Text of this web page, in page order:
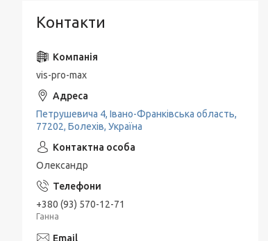
Контакти
vis-pro-max
Петрушевича 4, Івано-Франківська область,
77202, Болехів, Україна
Олександр
+380 (93) 570-12-71
Ганна